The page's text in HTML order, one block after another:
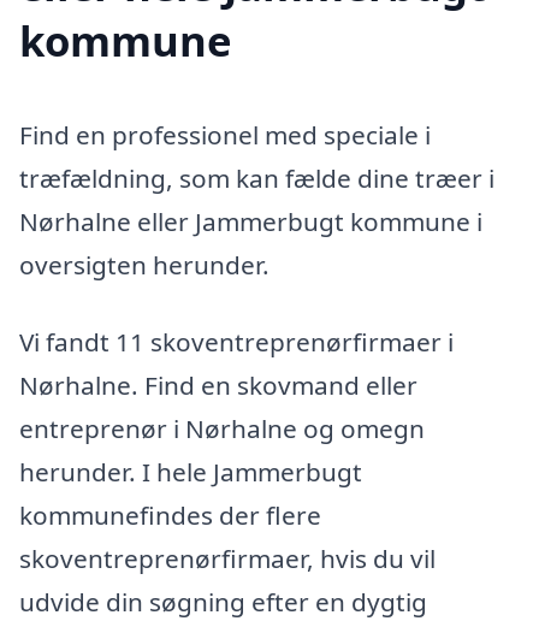
kommune
Find en professionel med speciale i
træfældning, som kan fælde dine træer i
Nørhalne eller Jammerbugt kommune i
oversigten herunder.
Vi fandt 11 skoventreprenørfirmaer i
Nørhalne. Find en skovmand eller
entreprenør i Nørhalne og omegn
herunder. I hele Jammerbugt
kommunefindes der flere
skoventreprenørfirmaer, hvis du vil
udvide din søgning efter en dygtig